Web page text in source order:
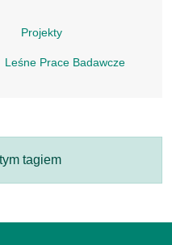
Projekty
Leśne Prace Badawcze
tagiem